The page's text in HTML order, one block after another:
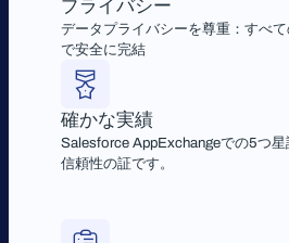
プライバシー
データプライバシーを尊重：すべ
で安全に完結
確かな実績
Salesforce AppExchangeでの5つ星
信頼性の証です。